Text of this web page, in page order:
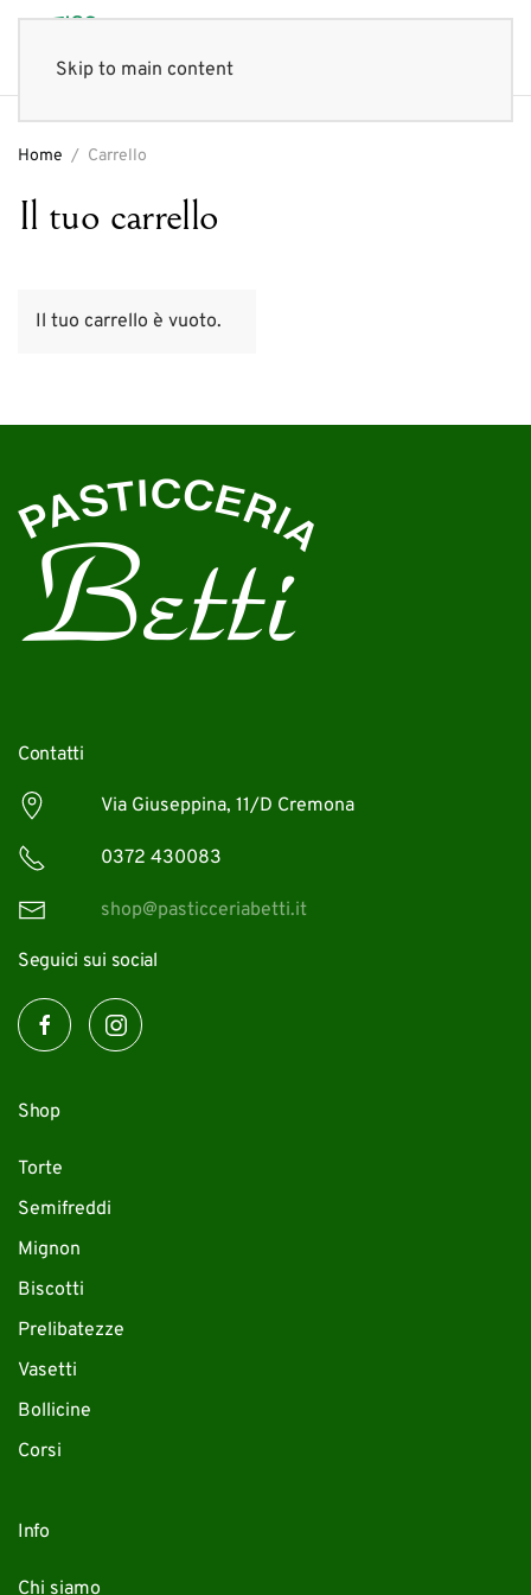
Skip to main content
Home Carrello
Il tuo carrello
Il tuo carrello è vuoto.
Contatti
Via Giuseppina, 11/D Cremona
0372 430083
shop@pasticceriabetti.it
Seguici sui social
Shop
Torte
Semifreddi
Mignon
Biscotti
Prelibatezze
Vasetti
Bollicine
Corsi
Info
Chi siamo